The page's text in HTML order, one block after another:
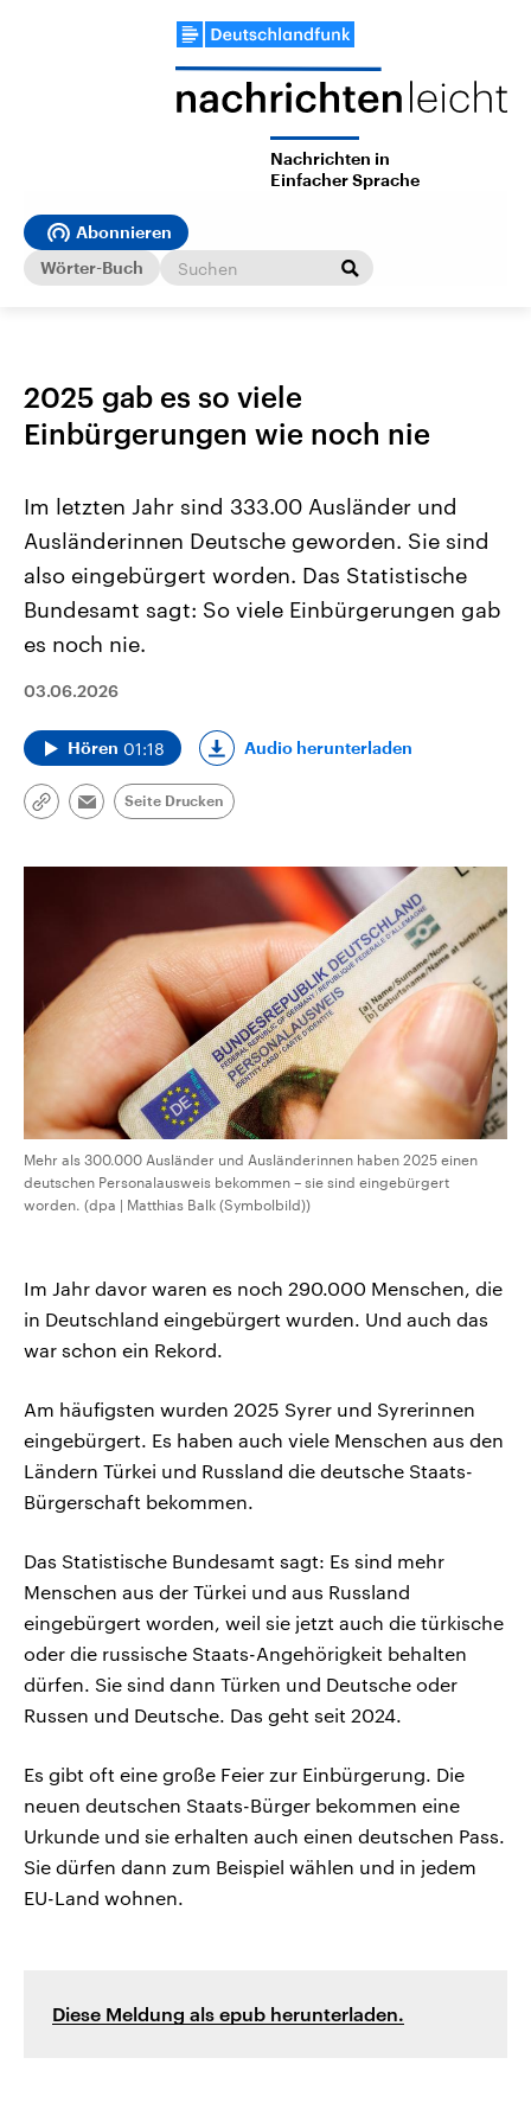
Nachrichten in
Einfacher Sprache
Abonnieren
Wörter-Buch
2025 gab es so viele
Einbürgerungen wie noch nie
Im letzten Jahr sind 333.00 Ausländer und
Ausländerinnen Deutsche geworden. Sie sind
also eingebürgert worden. Das Statistische
Bundesamt sagt: So viele Einbürgerungen gab
es noch nie.
03.06.2026
Hören 01:18 Audio herunterladen
Link
Email
Seite Drucken
Mehr als 300.000 Ausländer und Ausländerinnen haben 2025 einen
deutschen Personalausweis bekommen – sie sind eingebürgert
worden. (dpa | Matthias Balk (Symbolbild))
Im Jahr davor waren es noch 290.000 Menschen, die
in Deutschland eingebürgert wurden. Und auch das
war schon ein Rekord.
Am häufigsten wurden 2025 Syrer und Syrerinnen
eingebürgert. Es haben auch viele Menschen aus den
Ländern Türkei und Russland die deutsche Staats-
Bürgerschaft bekommen.
Das Statistische Bundesamt sagt: Es sind mehr
Menschen aus der Türkei und aus Russland
eingebürgert worden, weil sie jetzt auch die türkische
oder die russische Staats-Angehörigkeit behalten
dürfen. Sie sind dann Türken und Deutsche oder
Russen und Deutsche. Das geht seit 2024.
Es gibt oft eine große Feier zur Einbürgerung. Die
neuen deutschen Staats-Bürger bekommen eine
Urkunde und sie erhalten auch einen deutschen Pass.
Sie dürfen dann zum Beispiel wählen und in jedem
EU-Land wohnen.
Diese Meldung als epub herunterladen.